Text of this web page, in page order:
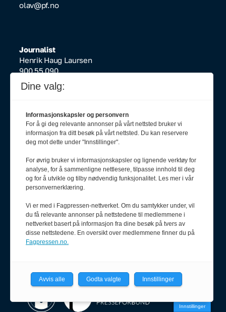
olav@pf.no
Journalist
Henrik Haug Laursen
900 55 090
henrik@pf.no
Vidar Hovind
913 33 035
vidar@salgsfabrikken.no
Innstillinger
Dine valg:
Informasjonskapsler og personvern
For å gi deg relevante annonser på vårt nettsted bruker vi
informasjon fra ditt besøk på vårt nettsted. Du kan reservere
deg mot dette under "Innstillinger".
For øvrig bruker vi informasjonskapsler og lignende verktøy for
analyse, for å sammenligne nettlesere, tilpasse innhold til deg
og for å utvikle og tilby nødvendig funksjonalitet. Les mer i vår
personvernerklæring.
Vi er med i Fagpressen-nettverket. Om du samtykker under, vil
du få relevante annonser på nettstedene til medlemmene i
nettverket basert på informasjon fra dine besøk på tvers av
disse nettstedene. En oversikt over medlemmene finner du på
Fagpressen.no.
Avvis alle Godta valgte Innstillinger